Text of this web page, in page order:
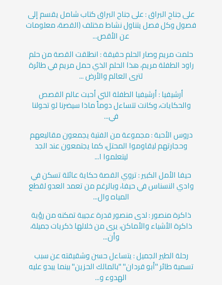
على جناح البراق : على جناح البراق كتاب شامل يقسم إلى
فصول وكل فصل يتناول نشاط مختلف (القصة، معلومات
عن الأقص...
حلمت مريم وصار الحلم حقيقة : انطلقت القصة من حلم
راود الطفلة مريم، هذا الحلم الذي حمل مريم في طائرة
لترى العالم والأرض ...
أرشيفيا : أرشيفيا الطفلة التي أحبت عالم القصص
والحكايات، وكانت تتساءل دوماً ماذا سيضرنا لو تحولنا
في...
دروس الأحبة : مجموعة من الفتية يجمعون مقاليعهم
وحجارتهم ليقاوموا المحتل، كما يجتمعون عند الجد
ليتعلموا ا...
حيفا الأمل الكبير : تروي القصة حكاية عائلة تسكن في
وادي النسناس في حيفا، وبالرغم من تعمد العدو لقطع
المياه وال...
ذاكرة منصور : لدى منصور قدرة عجيبة تمكنه من رؤية
ذاكرة الأشياء والأماكن، يرى من خلالها ذكريات جميلة،
وأن...
رحلة الطير الجميل : يتساءل حسن وشقيقته عن سبب
تسمية طائر "أبو قردان" "بالمالك الحزين" بينما يبدو عليه
الهدوء و...